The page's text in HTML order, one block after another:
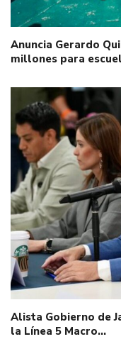
Anuncia Gerardo
millones para
Alista Gobierno de
la Línea 5 Macro…